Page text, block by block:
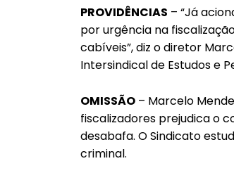
PROVIDÊNCIAS – “Já
por urgência na
cabíveis”, diz o diretor
Intersindical de Estudos e
OMISSÃO – Marcelo
fiscalizadores prejudica o
desabafa. O Sindicato
criminal.